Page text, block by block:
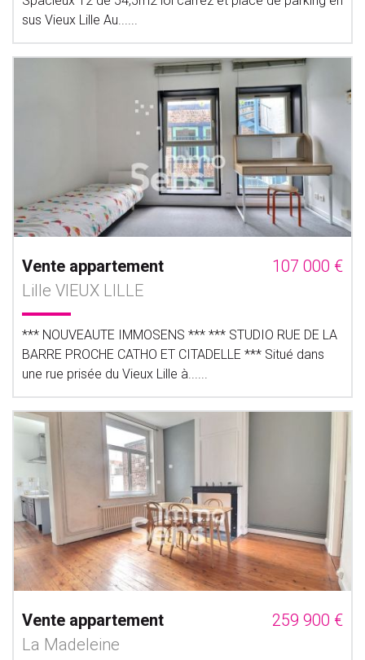
sus Vieux Lille Au......
Vente appartement
107 000 €
Lille VIEUX LILLE
*** NOUVEAUTE IMMOSENS *** *** STUDIO RUE DE LA
BARRE PROCHE CATHO ET CITADELLE *** Situé dans
une rue prisée du Vieux Lille à......
Vente appartement
259 900 €
La Madeleine